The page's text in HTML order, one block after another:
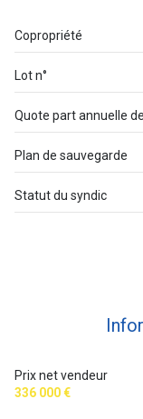
cave
Copropriété
Lot n°
Quote part annuelle
Plan de sauvegarde
Statut du syndic
Prix net vendeur
336 000 €